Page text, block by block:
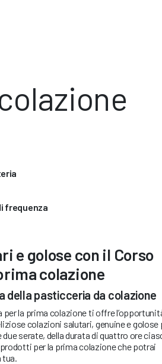
frequenza
e golose con il Corso
colazione
della pasticceria da colazione
la prima colazione ti offre
colazioni salutari, genuine e golose
serate, della durata di quattro ore
per la prima colazione che potrai